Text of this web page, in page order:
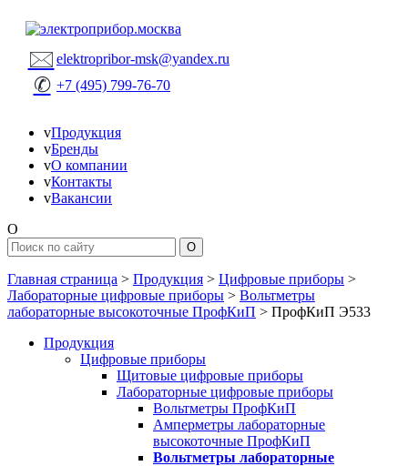
🖂 elektropribor-msk@yandex.ru
✆ +7 (495) 799-76-70
vПродукция
vБренды
vО компании
vКонтакты
vВакансии
O
Главная страница > Продукция > Цифровые приборы >
Лабораторные цифровые приборы > Вольтметры
лабораторные высокоточные ПрофКиП > ПрофКиП Э533
Продукция
Цифровые приборы
Щитовые цифровые приборы
Лабораторные цифровые приборы
Вольтметры ПрофКиП
Амперметры лабораторные
высокоточные ПрофКиП
Вольтметры лабораторные